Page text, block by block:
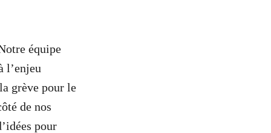
équipe
l’enjeu
grève pour le
de nos
pour